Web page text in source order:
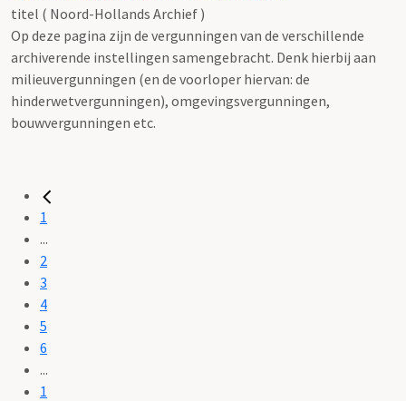
titel ( Noord-Hollands Archief )
Op deze pagina zijn de vergunningen van de verschillende
archiverende instellingen samengebracht. Denk hierbij aan
milieuvergunningen (en de voorloper hiervan: de
hinderwetvergunningen), omgevingsvergunningen,
bouwvergunningen etc.
1
...
2
3
4
5
6
...
1